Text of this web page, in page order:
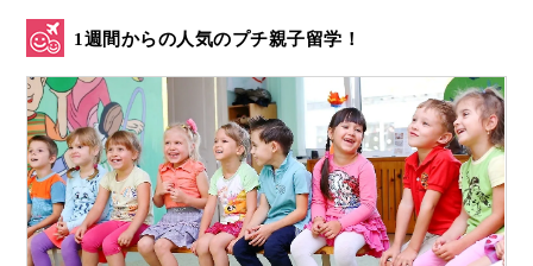
they trotted on down
to the far end of town
と韻を踏んでいるうえ、短くリズミカル。
1週間からの人気のプチ親子留学！